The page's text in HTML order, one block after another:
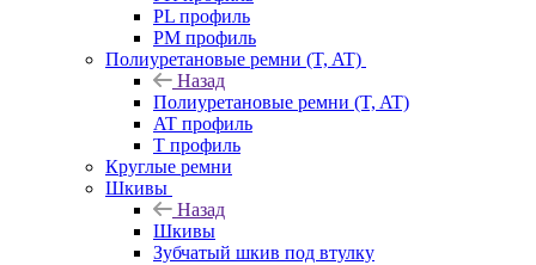
PL профиль
PM профиль
Полиуретановые ремни (T, AT)
Назад
Полиуретановые ремни (T, AT)
AT профиль
T профиль
Круглые ремни
Шкивы
Назад
Шкивы
Зубчатый шкив под втулку